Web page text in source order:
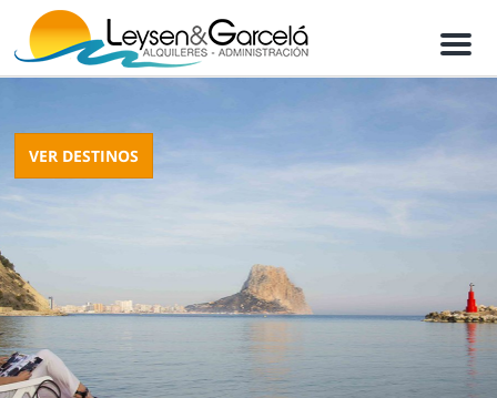
M
n
VER DESTINOS